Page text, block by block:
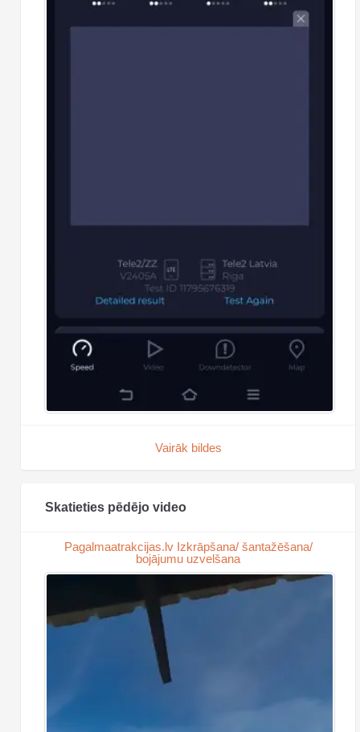
Vairāk bildes
Skatieties pēdējo video
Pagalmaatrakcijas.lv Izkrāpšana/ šantažēšana/
bojājumu uzvelšana